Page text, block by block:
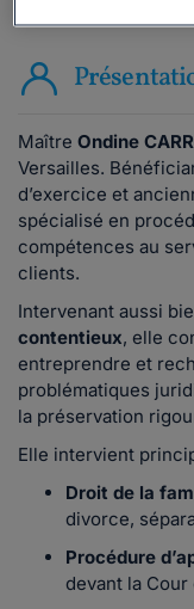
Maître Ondine
Versailles.
d’exercice et
spécialisé en
compétences au
clients.
Intervenant aussi
contentieux, elle
entreprendre et
problématiques
la préservation
Elle intervient
Droit de la
divorce,
Procédure
devant la